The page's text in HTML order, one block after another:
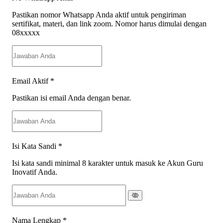
Pastikan nomor Whatsapp Anda aktif untuk pengiriman
sertifikat, materi, dan link zoom. Nomor harus dimulai dengan
08xxxxx
Email Aktif *
Pastikan isi email Anda dengan benar.
Isi Kata Sandi *
Isi kata sandi minimal 8 karakter untuk masuk ke Akun Guru
Inovatif Anda.
Nama Lengkap *